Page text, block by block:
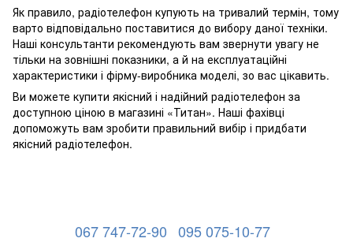
Як правило, радіотелефон купують на тривалий термін, тому
варто відповідально поставитися до вибору даної техніки.
Наші консультанти рекомендують вам звернути увагу не
тільки на зовнішні показники, а й на експлуатаційні
характеристики і фірму-виробника моделі, зо вас цікавить.
Ви можете купити якісний і надійний радіотелефон за
доступною ціною в магазині «Титан». Наші фахівці
допоможуть вам зробити правильний вибір і придбати
якісний радіотелефон.
067 747-72-90 095 075-10-77